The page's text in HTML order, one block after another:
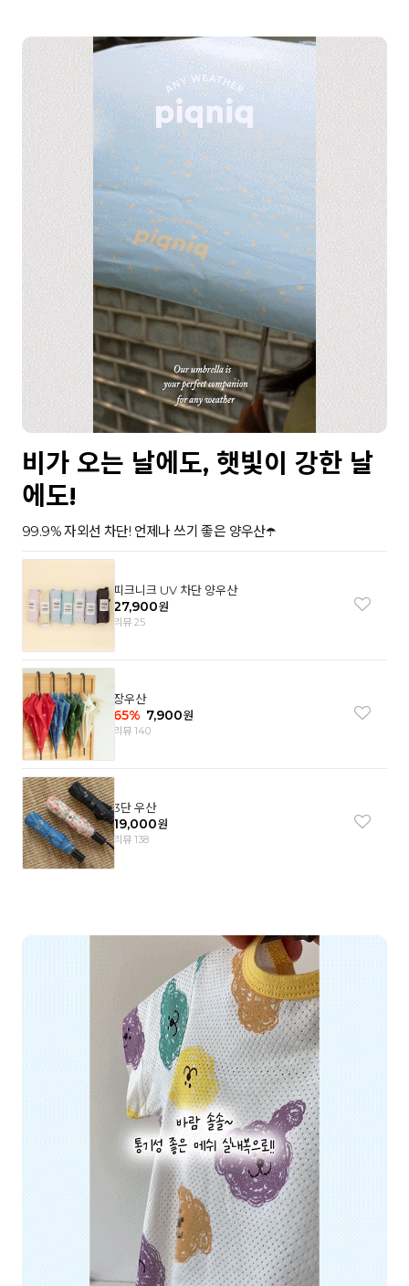
비가 오는 날에도, 햇빛이 강한 날
에도!
99.9% 자외선 차단! 언제나 쓰기 좋은 양우산☂️
피크니크 UV 차단 양우산
27,900원
리뷰 25
장우산
65% 7,900원
리뷰 140
3단 우산
19,000원
리뷰 138